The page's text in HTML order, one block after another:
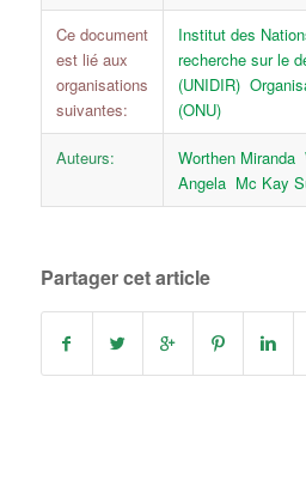
Ce document
est lié aux
organisations
suivantes:
Institut des
recherche sur le
(UNIDIR)
(ONU)
Auteurs: Worthen Miranda
Angela Mc Kay
Partager cet article